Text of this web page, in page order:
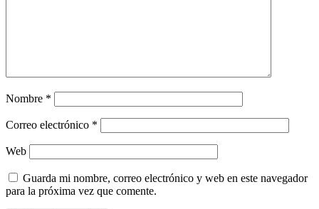
Nombre *
Correo electrónico *
Web
Guarda mi nombre, correo electrónico y web en este navegador
para la próxima vez que comente.